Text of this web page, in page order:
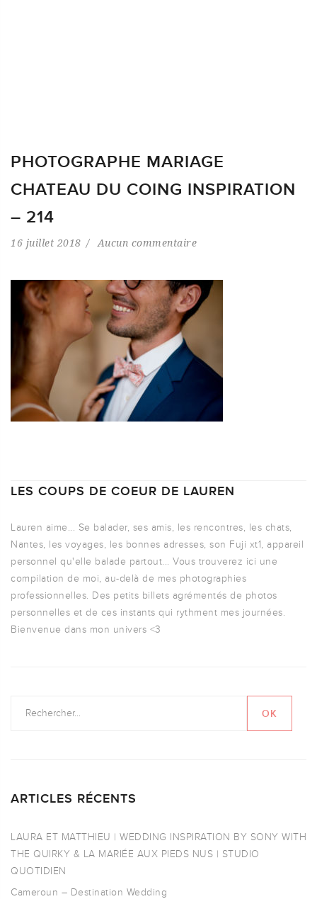
PHOTOGRAPHE MARIAGE
CHATEAU DU COING INSPIRATION
– 214
16 juillet 2018 Aucun commentaire
LES COUPS DE COEUR DE LAUREN
Lauren aime... Se balader, ses amis, les rencontres, les chats,
Nantes, les voyages, les bonnes adresses, son Fuji xt1, appareil
personnel qu'elle balade partout... Vous trouverez ici une
compilation de moi, au-delà de mes photographies
professionnelles. Des petits billets agrémentés de photos
personnelles et de ces instants qui rythment mes journées.
Bienvenue dans mon univers <3
ARTICLES RÉCENTS
LAURA ET MATTHIEU | WEDDING INSPIRATION BY SONY WITH
THE QUIRKY & LA MARIÉE AUX PIEDS NUS | STUDIO
QUOTIDIEN
Cameroun – Destination Wedding